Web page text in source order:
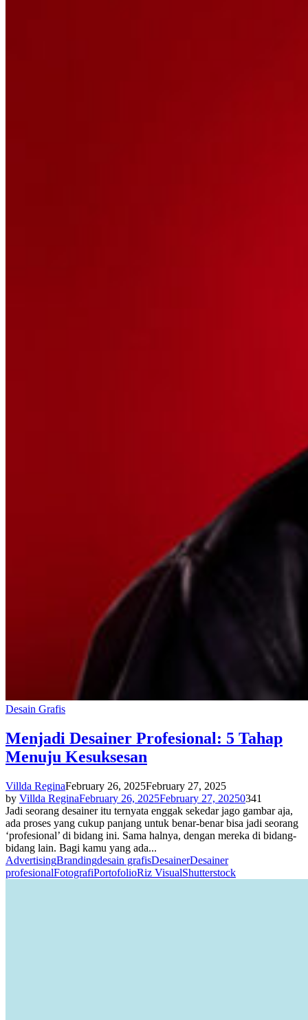
Desain Grafis
Menjadi Desainer Profesional: 5 Tahap
Menuju Kesuksesan
Villda ReginaFebruary 26, 2025February 27, 2025
by Villda ReginaFebruary 26, 2025February 27, 20250341
Jadi seorang desainer itu ternyata enggak sekedar jago gambar aja,
ada proses yang cukup panjang untuk benar-benar bisa jadi seorang
‘profesional’ di bidang ini. Sama halnya, dengan mereka di bidang-
bidang lain. Bagi kamu yang ada...
AdvertisingBrandingdesain grafisDesainerDesainer
profesionalFotografiPortofolioRiz VisualShutterstock